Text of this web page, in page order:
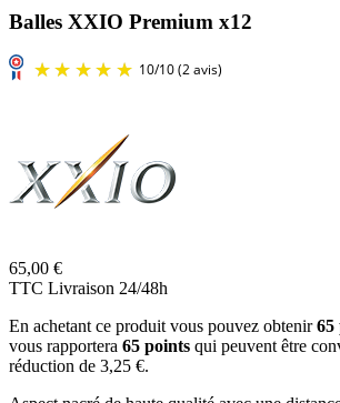
Balles XXIO Premium x12
65,00 €
TTC Livraison 24/48h
En achetant ce produit vous pouvez obtenir65
vous rapportera 65 points qui peuvent être
réduction de 3,25 €.